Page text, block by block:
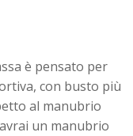
è pensato per
con busto più
al manubrio
un manubrio